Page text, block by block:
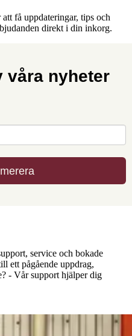
få uppdateringar, tips och
direkt i din inkorg.
service och bokade
ett pågående uppdrag,
- Vår support hjälper dig